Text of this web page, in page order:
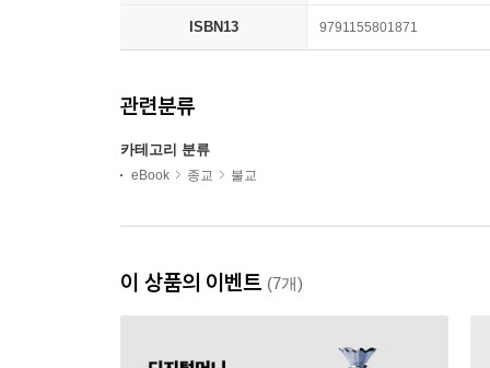
ISBN13 9791155801871
관련분류
카테고리 분류
eBook 종교 불교
이 상품의 이벤트 (7개)